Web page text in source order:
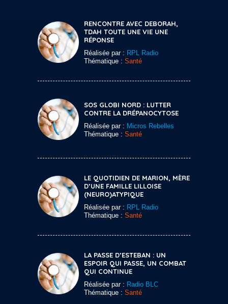
RENCONTRE AVEC DEBORAH,
TDAH TOUTE UNE VIE UNE
RÉPONSE
Réalisée par : RPL Radio
Thématique : Santé
SOS GLOBI NORD : LUTTER
CONTRE LA DRÉPANOCYTOSE
Réalisée par : Micros Rebelles
Thématique : Santé
LE QUOTIDIEN DE MARION, MÈRE
D’UNE FAMILLE LILLOISE
(NEURO)ATYPIQUE
Réalisée par : RPL Radio
Thématique : Santé
LA PASSE D’ESTEBAN : UN
ESPOIR QUI PASSE, UN COMBAT
QUI CONTINUE
Réalisée par : Radio BLC
Thématique : Santé